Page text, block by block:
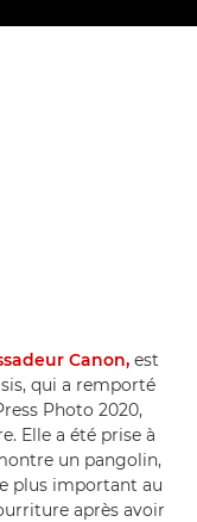
Canon, est
qui a remporté
Photo 2020,
Elle a été prise à
un pangolin,
plus important au
après avoir